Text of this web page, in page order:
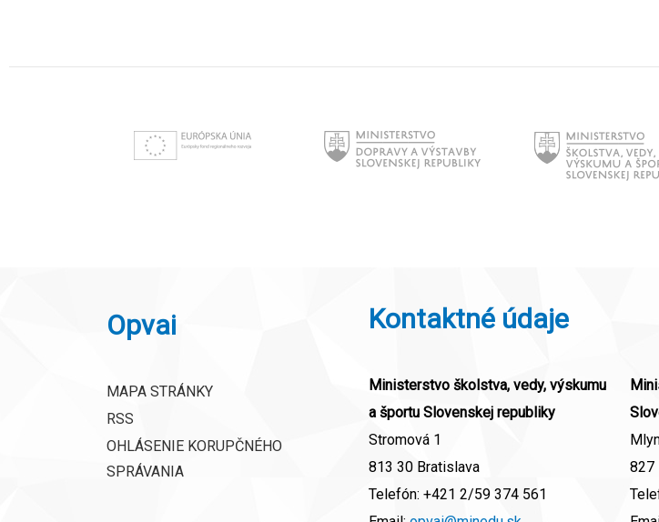
Opvai
MAPA STRÁNKY
RSS
OHLÁSENIE KORUPČNÉHO
SPRÁVANIA
Kontaktné údaje
Ministerstvo školstva, vedy, výskumu
a športu Slovenskej republiky
Stromová 1
813 30 Bratislava
Telefón: +421 2/59 374 561
827